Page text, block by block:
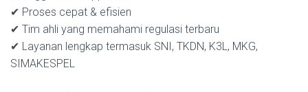
✔ Proses cepat & efisien
✔ Tim ahli yang memahami regulasi terbaru
✔ Layanan lengkap termasuk SNI, TKDN, K3L, MKG,
SIMAKESPEL